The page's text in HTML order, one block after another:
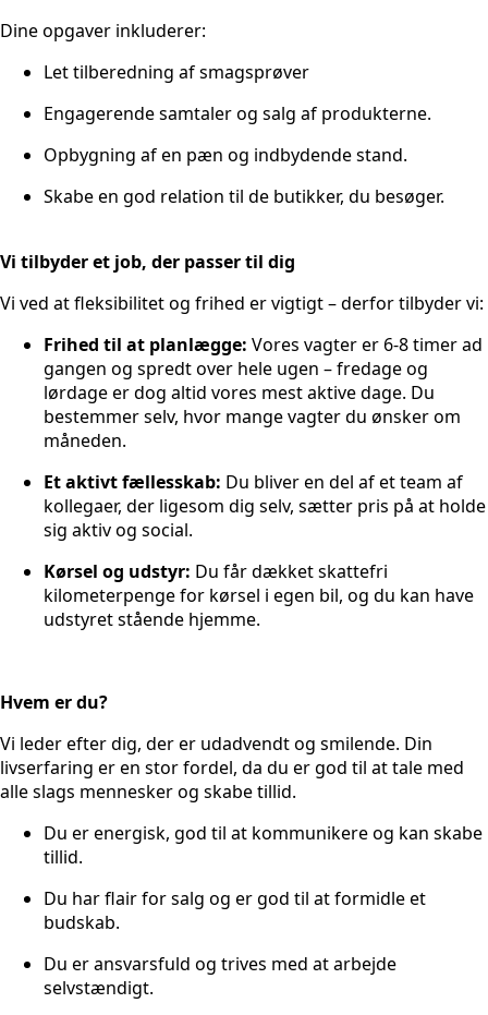
Dine opgaver inkluderer:
Let tilberedning af smagsprøver
Engagerende samtaler og salg af produkterne.
Opbygning af en pæn og indbydende stand.
Skabe en god relation til de butikker, du besøger.
Vi tilbyder et job, der passer til dig
Vi ved at fleksibilitet og frihed er vigtigt – derfor tilbyder vi:
Frihed til at planlægge: Vores vagter er 6-8 timer ad
gangen og spredt over hele ugen – fredage og
lørdage er dog altid vores mest aktive dage. Du
bestemmer selv, hvor mange vagter du ønsker om
måneden.
Et aktivt fællesskab: Du bliver en del af et team af
kollegaer, der ligesom dig selv, sætter pris på at holde
sig aktiv og social.
Kørsel og udstyr: Du får dækket skattefri
kilometerpenge for kørsel i egen bil, og du kan have
udstyret stående hjemme.
Hvem er du?
Vi leder efter dig, der er udadvendt og smilende. Din
livserfaring er en stor fordel, da du er god til at tale med
alle slags mennesker og skabe tillid.
Du er energisk, god til at kommunikere og kan skabe
tillid.
Du har flair for salg og er god til at formidle et
budskab.
Du er ansvarsfuld og trives med at arbejde
selvstændigt.